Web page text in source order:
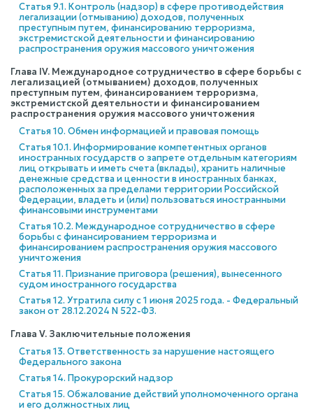
Статья 9.1. Контроль (надзор) в сфере противодействия
легализации (отмыванию) доходов, полученных
преступным путем, финансированию терроризма,
экстремистской деятельности и финансированию
распространения оружия массового уничтожения
Глава IV. Международное сотрудничество в сфере борьбы с
легализацией (отмыванием) доходов, полученных
преступным путем, финансированием терроризма,
экстремистской деятельности и финансированием
распространения оружия массового уничтожения
Статья 10. Обмен информацией и правовая помощь
Статья 10.1. Информирование компетентных органов
иностранных государств о запрете отдельным категориям
лиц открывать и иметь счета (вклады), хранить наличные
денежные средства и ценности в иностранных банках,
расположенных за пределами территории Российской
Федерации, владеть и (или) пользоваться иностранными
финансовыми инструментами
Статья 10.2. Международное сотрудничество в сфере
борьбы с финансированием терроризма и
финансированием распространения оружия массового
уничтожения
Статья 11. Признание приговора (решения), вынесенного
судом иностранного государства
Статья 12. Утратила силу с 1 июня 2025 года. - Федеральный
закон от 28.12.2024 N 522-ФЗ.
Глава V. Заключительные положения
Статья 13. Ответственность за нарушение настоящего
Федерального закона
Статья 14. Прокурорский надзор
Статья 15. Обжалование действий уполномоченного органа
и его должностных лиц